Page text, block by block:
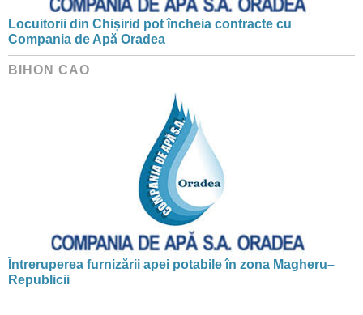
Locuitorii din Chișirid pot încheia contracte cu
Compania de Apă Oradea
BIHON CAO
Întreruperea furnizării apei potabile în zona Magheru–
Republicii